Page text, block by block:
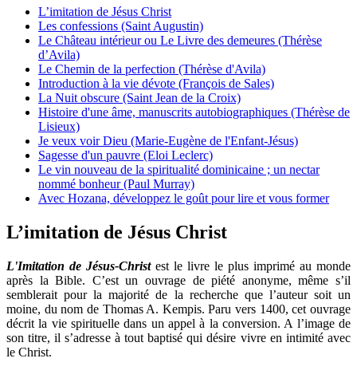
L’imitation de Jésus Christ
Les confessions (Saint Augustin)
Le Château intérieur ou Le Livre des demeures (Thérèse
d’Avila)
Le Chemin de la perfection (Thérèse d'Avila)
Introduction à la vie dévote (François de Sales)
La Nuit obscure (Saint Jean de la Croix)
Histoire d'une âme, manuscrits autobiographiques (Thérèse de
Lisieux)
Je veux voir Dieu (Marie-Eugène de l'Enfant-Jésus)
Sagesse d'un pauvre (Eloi Leclerc)
Le vin nouveau de la spiritualité dominicaine ; un nectar
nommé bonheur (Paul Murray)
Avec Hozana, développez le goût pour lire et vous former
L’imitation de Jésus Christ
L'Imitation de Jésus-Christest le livre le plus imprimé au monde
après la Bible. C’est un ouvrage de piété anonyme, même s’il
semblerait pour la majorité de la recherche que l’auteur soit un
moine, du nom de Thomas A. Kempis. Paru vers 1400, cet ouvrage
décrit la vie spirituelle dans un appel à la conversion. A l’image de
son titre, il s’adresse à tout baptisé qui désire vivre en intimité avec
le Christ.